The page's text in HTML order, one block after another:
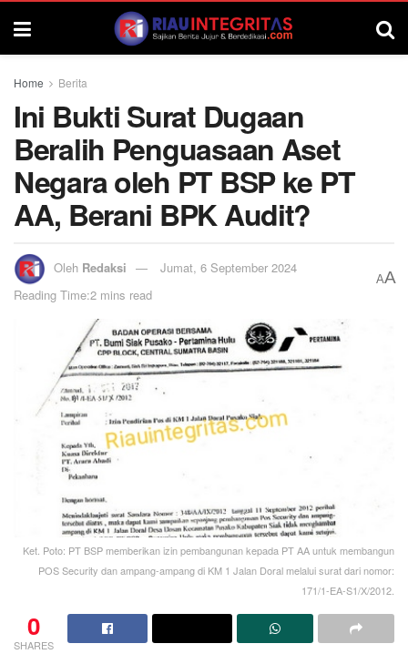
Home Berita
Ini Bukti Surat Dugaan
Beralih Penguasaan Aset
Negara oleh PT BSP ke PT
AA, Berani BPK Audit?
Oleh Redaksi
Jumat, 6 September 2024
Reading Time:2 mins read
AA
Ket. Poto: PT BSP memberikan izin pembangunan kepada PT AA untuk membangun
POS Security dan ampang-ampang di KM 1 Jalan Doral melalui surat dari nomor:
171/1-EA-S1/X/2012.
0
SHARES